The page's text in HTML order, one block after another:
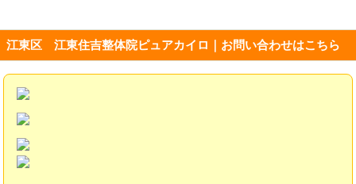
江東区 江東住吉整体院ピュアカイロ｜お問い合わせはこちら